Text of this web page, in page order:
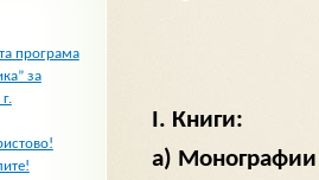
I. Книги:
а) Монографии
програма
за